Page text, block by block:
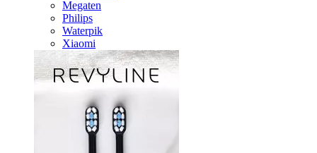
Megaten
Philips
Waterpik
Xiaomi